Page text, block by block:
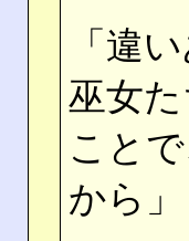
「違
巫女
こと
から」